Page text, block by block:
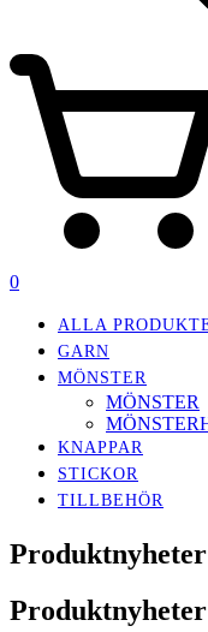
0
ALLA
GARN
MÖNSTER
MÖNSTER
KNAPPAR
STICKOR
TILLBEHÖR
Produktnyheter
Produktnyheter